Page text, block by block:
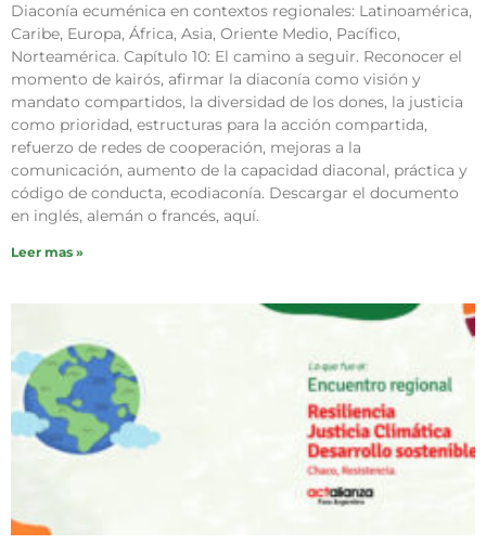
Diaconía ecuménica en contextos regionales: Latinoamérica,
Caribe, Europa, África, Asia, Oriente Medio, Pacífico,
Norteamérica. Capítulo 10: El camino a seguir. Reconocer el
momento de kairós, afirmar la diaconía como visión y
mandato compartidos, la diversidad de los dones, la justicia
como prioridad, estructuras para la acción compartida,
refuerzo de redes de cooperación, mejoras a la
comunicación, aumento de la capacidad diaconal, práctica y
código de conducta, ecodiaconía. Descargar el documento
en inglés, alemán o francés, aquí.
Leer mas »